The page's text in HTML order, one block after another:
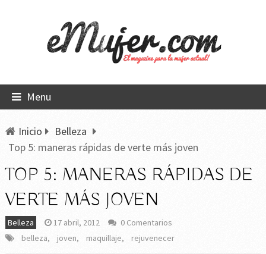
Menu
Inicio
Belleza
Top 5: maneras rápidas de verte más joven
TOP 5: MANERAS RÁPIDAS DE
VERTE MÁS JOVEN
Belleza 17 abril, 2012
0 Comentarios
belleza, joven, maquillaje, rejuvenecer